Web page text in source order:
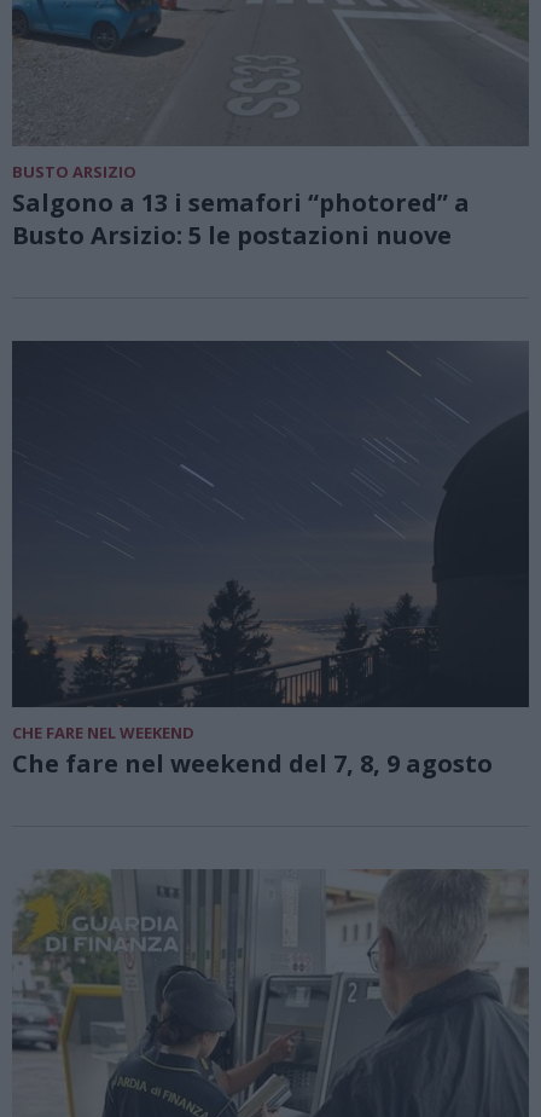
BUSTO ARSIZIO
Salgono a 13 i semafori “photored” a
Busto Arsizio: 5 le postazioni nuove
CHE FARE NEL WEEKEND
Che fare nel weekend del 7, 8, 9 agosto